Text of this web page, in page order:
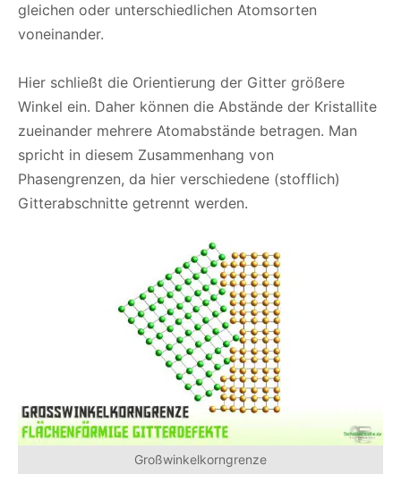
gleichen oder unterschiedlichen Atomsorten
voneinander.
Hier schließt die Orientierung der Gitter größere
Winkel ein. Daher können die Abstände der Kristallite
zueinander mehrere Atomabstände betragen. Man
spricht in diesem Zusammenhang von
Phasengrenzen, da hier verschiedene (stofflich)
Gitterabschnitte getrennt werden.
Großwinkelkorngrenze